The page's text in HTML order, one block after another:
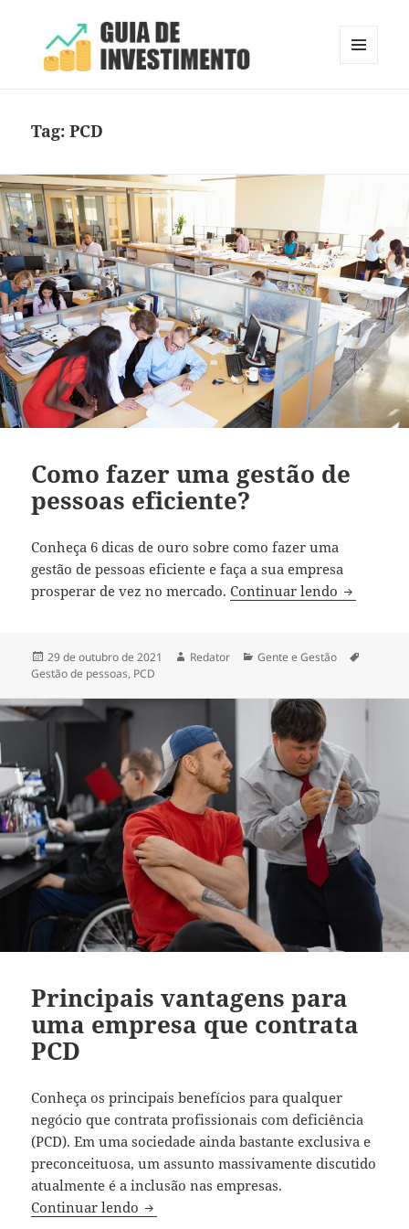
Tag:PCD
Como fazer uma gestão de
pessoas eficiente?
Conheça 6 dicas de ouro sobre como fazer uma
gestão de pessoas eficiente e faça a sua empresa
prosperar de vez no mercado. Continuar lendo Como
Publicado
em
29 de outubro de 2021 Autor
Redator Categorias
Gente e Gestão
Gestão de pessoas, PCD
Principais vantagens para
uma empresa que contrata
PCD
Conheça os principais benefícios para qualquer
negócio que contrata profissionais com deficiência
(PCD).Em uma sociedade ainda bastante exclusiva e
preconceituosa, um assunto massivamente discutido
atualmente é a inclusão nas empresas.
Continuar lendo Principais vantagens para uma empresa